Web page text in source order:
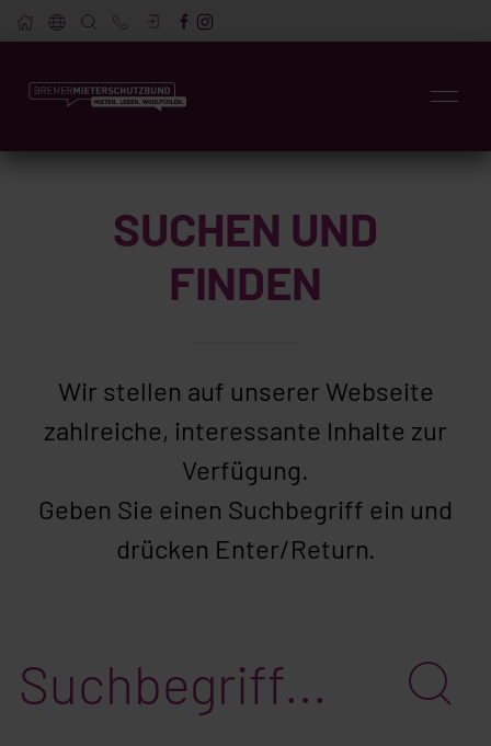
SUCHEN UND
FINDEN
Wir stellen auf unserer Webseite
zahlreiche, interessante Inhalte zur
Verfügung.
Geben Sie einen Suchbegriff ein und
drücken Enter/Return.